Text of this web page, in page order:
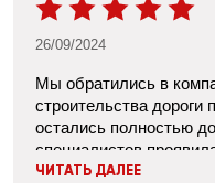
26/09/2024
Мы обратились в
строительства
остались полностью
специалистов
каждом этапе — от
ЧИТАТЬ ДАЛЕЕ